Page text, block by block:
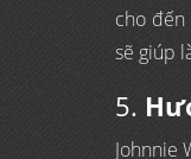
cho đến
sẽ giúp
5.
Johnnie